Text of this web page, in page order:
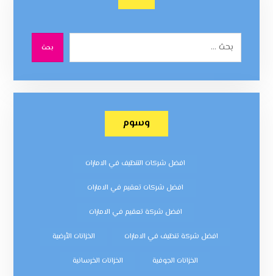
بحث
وسوم
افضل شركات التنظيف في الامارات
افضل شركات تعقيم في الامارات
افضل شركة تعقيم في الامارات
افضل شركة تنظيف في الامارات الخزانات الأرضية
الخزانات الجوفية الخزانات الخرسانية